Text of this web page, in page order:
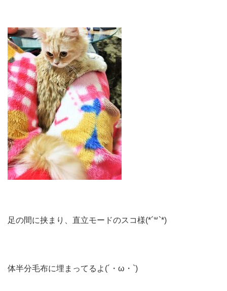
足の間に挟まり、直立モードのスコ様(*´꒳`*)
体半分毛布に埋まってるよ(´・ω・`)